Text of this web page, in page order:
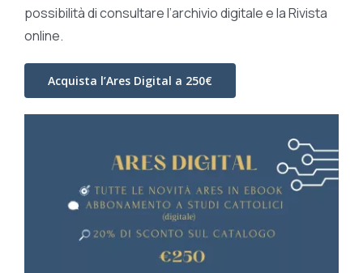
possibilità di consultare l’archivio digitale e la Rivista
online.
Acquista l’Ares Digital a 250€